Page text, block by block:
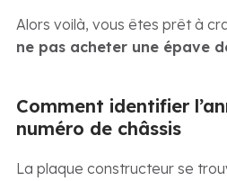
Alors voilà, vous êtes prêt à
ne pas acheter une épave
Comment identifier
numéro de châssis
La plaque constructeur se